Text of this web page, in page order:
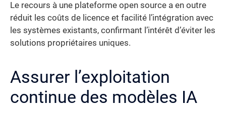
Le recours à une plateforme open source a en outre
réduit les coûts de licence et facilité l’intégration avec
les systèmes existants, confirmant l’intérêt d’éviter les
solutions propriétaires uniques.
Assurer l’exploitation
continue des modèles IA